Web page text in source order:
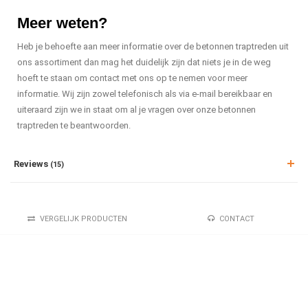
Meer weten?
Heb je behoefte aan meer informatie over de betonnen traptreden uit
ons assortiment dan mag het duidelijk zijn dat niets je in de weg
hoeft te staan om contact met ons op te nemen voor meer
informatie. Wij zijn zowel telefonisch als via e-mail bereikbaar en
uiteraard zijn we in staat om al je vragen over onze betonnen
traptreden te beantwoorden.
Reviews (15)
VERGELIJK PRODUCTEN CONTACT